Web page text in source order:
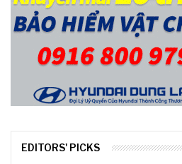
EDITORS' PICKS